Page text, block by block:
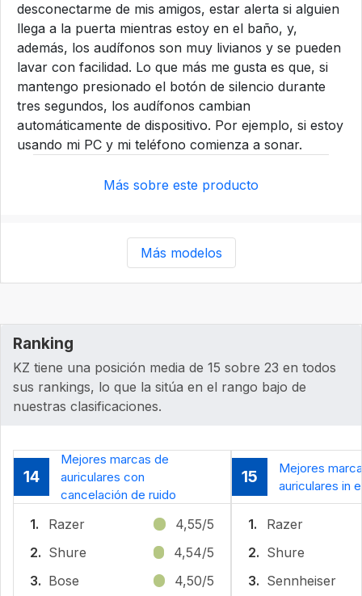
desconectarme de mis amigos, estar alerta si alguien
llega a la puerta mientras estoy en el baño, y,
además, los audífonos son muy livianos y se pueden
lavar con facilidad. Lo que más me gusta es que, si
mantengo presionado el botón de silencio durante
tres segundos, los audífonos cambian
automáticamente de dispositivo. Por ejemplo, si estoy
usando mi PC y mi teléfono comienza a sonar.
Más sobre este producto
Más modelos
Ranking
KZ tiene una posición media de 15 sobre 23 en todos
sus rankings, lo que la sitúa en el rango bajo de
nuestras clasificaciones.
14
Mejores marcas de
auriculares con
cancelación de ruido
1. Razer
4,55/5
2. Shure
4,54/5
3. Bose 4,50/5
15
Mejores
auriculares in
1.
Razer
2. Shure
3. Sennheiser